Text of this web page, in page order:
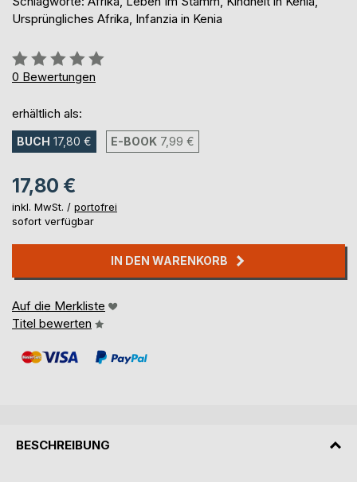
Ursprüngliches Afrika, Infanzia in Kenia
Bewertung::
0%
0 Bewertungen
erhältlich als:
BUCH 17,80 € E-BOOK 7,99 €
17,80 €
inkl. MwSt. / portofrei
sofort verfügbar
IN DEN WARENKORB
Auf die Merkliste
Titel bewerten
BESCHREIBUNG